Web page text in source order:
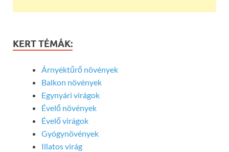
KERT TÉMÁK:
Árnyéktűrő növények
Balkon növények
Egynyári virágok
Évelő növények
Évelő virágok
Gyógynövények
Illatos virág